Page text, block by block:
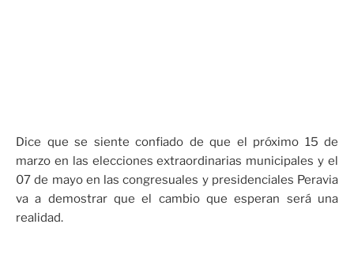
Dice que se siente confiado de que el próximo 15 de
marzo en las elecciones extraordinarias municipales y el
07 de mayo en las congresuales y presidenciales Peravia
va a demostrar que el cambio que esperan será una
realidad.